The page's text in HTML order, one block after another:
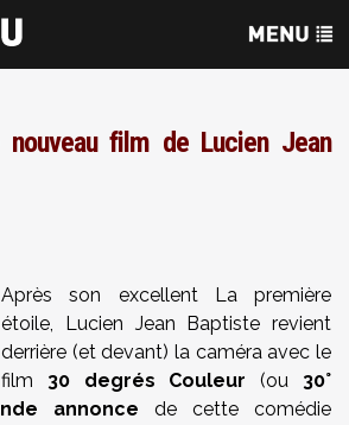
nouveau film de Lucien Jean
Après son excellent La première
étoile, Lucien Jean Baptiste revient
derrière (et devant) la caméra avec le
film 30 degrés Couleur(ou 30°
annonce de cette comédie